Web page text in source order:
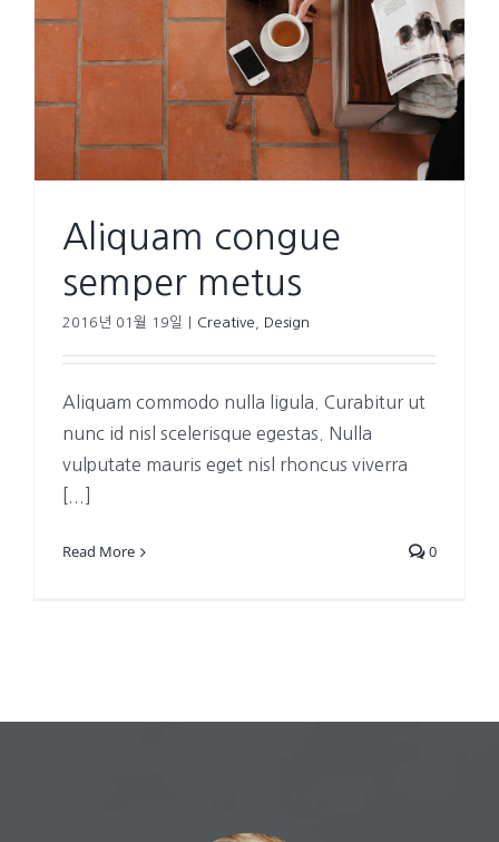
Aliquam congue
semper metus
2016년 01월 19일 Creative Design
Aliquam commodo nulla ligula. Curabitur ut
nunc id nisl scelerisque egestas. Nulla
vulputate mauris eget nisl rhoncus viverra
Read More 0